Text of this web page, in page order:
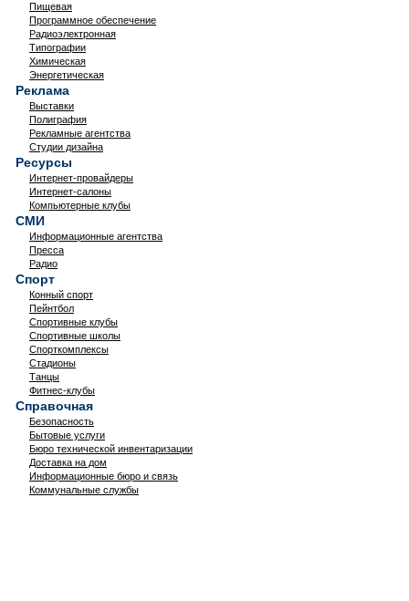
Пищевая
Программное обеспечение
Радиоэлектронная
Типографии
Химическая
Энергетическая
Реклама
Выставки
Полиграфия
Рекламные агентства
Студии дизайна
Ресурсы
Интернет-провайдеры
Интернет-салоны
Компьютерные клубы
СМИ
Информационные агентства
Пресса
Радио
Спорт
Конный спорт
Пейнтбол
Спортивные клубы
Спортивные школы
Спорткомплексы
Стадионы
Танцы
Фитнес-клубы
Справочная
Безопасность
Бытовые услуги
Бюро технической инвентаризации
Доставка на дом
Информационные бюро и связь
Коммунальные службы